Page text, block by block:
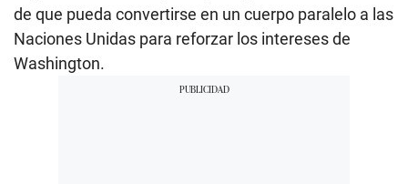
de que pueda convertirse en un cuerpo paralelo a las
Naciones Unidas para reforzar los intereses de
Washington.